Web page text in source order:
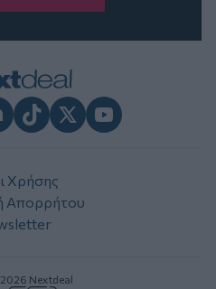
Χρήσης
Απορρήτου
Nextdeal